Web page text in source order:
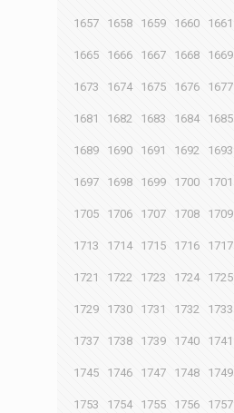
1657 1658 1659 1660 1661
1665 1666 1667 1668 1669
1673 1674 1675 1676 1677
1681 1682 1683 1684 1685
1689 1690 1691 1692 1693
1697 1698 1699 1700 1701
1705 1706 1707 1708 1709
1713 1714 1715 1716 1717
1721 1722 1723 1724 1725
1729 1730 1731 1732 1733
1737 1738 1739 1740 1741
1745 1746 1747 1748 1749
1753 1754 1755 1756 1757